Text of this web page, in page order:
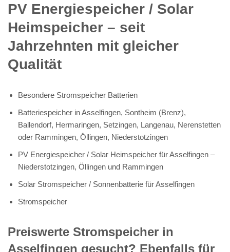
PV Energiespeicher / Solar
Heimspeicher – seit
Jahrzehnten mit gleicher
Qualität
Besondere Stromspeicher Batterien
Batteriespeicher in Asselfingen, Sontheim (Brenz),
Ballendorf, Hermaringen, Setzingen, Langenau, Nerenstetten
oder Rammingen, Öllingen, Niederstotzingen
PV Energiespeicher / Solar Heimspeicher für Asselfingen –
Niederstotzingen, Öllingen und Rammingen
Solar Stromspeicher / Sonnenbatterie für Asselfingen
Stromspeicher
Preiswerte Stromspeicher in
Asselfingen gesucht? Ebenfalls für